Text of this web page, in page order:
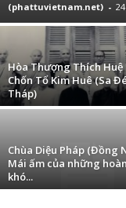
(phattuvietnam.net) -
Hòa Thượng Thích
Chốn Tổ Kim Huê (Sa
Tháp)
Chùa Diệu Pháp (Đồng
Mái ấm của những
khó...